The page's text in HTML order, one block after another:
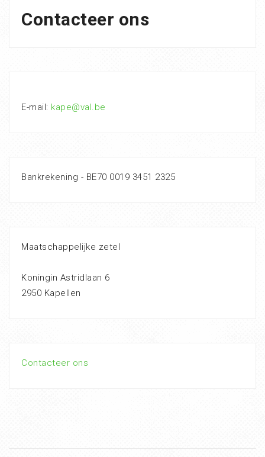
Contacteer ons
E-mail: kape@val.be
Bankrekening - BE70 0019 3451 2325
Maatschappelijke zetel
Koningin Astridlaan 6
2950 Kapellen
Contacteer ons